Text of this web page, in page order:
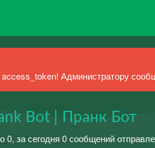
Администратору
Bot | Пранк Бот
0, за сегодня 0 сообщений